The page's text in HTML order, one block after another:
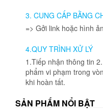
3. CUNG CẤP BẰNG
=> Gởi link hoặc hình
4.QUY TRÌNH XỬ LÝ
1.Tiếp nhận thông tin
phẩm vi phạm trong
khi hoàn tất.
SẢN PHẨM NỔI BẬT